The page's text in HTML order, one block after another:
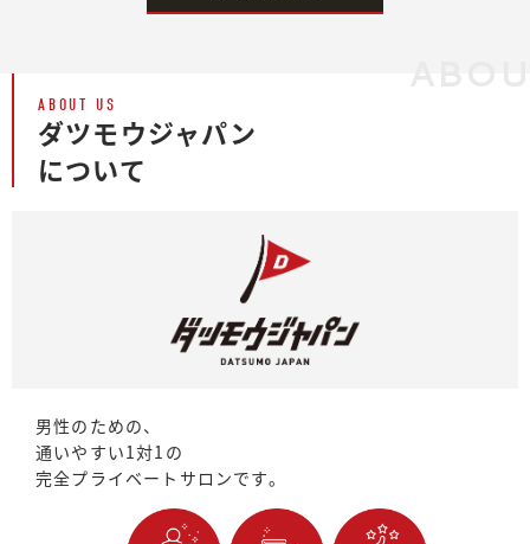
ABOUT US
ダツモウジャパン
について
男性のための、
通いやすい1対1の
完全プライベートサロンです。